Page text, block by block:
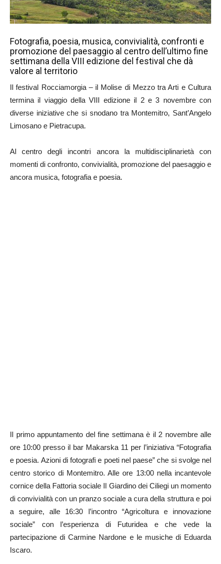
Fotografia, poesia, musica, convivialità, confronti e
promozione del paesaggio al centro dell’ultimo fine
settimana della VIII edizione del festival che dà
valore al territorio
Il festival Rocciamorgia – il Molise di Mezzo tra Arti e Cultura
termina il viaggio della VIII edizione il 2 e 3 novembre con
diverse iniziative che si snodano tra Montemitro, Sant’Angelo
Limosano e Pietracupa.
Al centro degli incontri ancora la multidisciplinarietà con
momenti di confronto, convivialità, promozione del paesaggio e
ancora musica, fotografia e poesia.
Il primo appuntamento del fine settimana è il 2 novembre alle
ore 10:00 presso il bar Makarska 11 per l’iniziativa “Fotografia
e poesia. Azioni di fotografi e poeti nel paese” che si svolge nel
centro storico di Montemitro. Alle ore 13:00 nella incantevole
cornice della Fattoria sociale Il Giardino dei Ciliegi un momento
di convivialità con un pranzo sociale a cura della struttura e poi
a seguire, alle 16:30 l’incontro “Agricoltura e innovazione
sociale” con l’esperienza di Futuridea e che vede la
partecipazione di Carmine Nardone e le musiche di Eduarda
Iscaro.